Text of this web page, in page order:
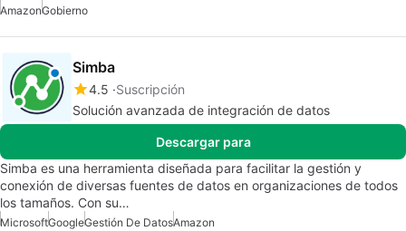
AmazonGobierno
Simba
4.5 Suscripción
Solución avanzada de integración de datos
Descargar para
Simba es una herramienta diseñada para facilitar la gestión y
conexión de diversas fuentes de datos en organizaciones de todos
los tamaños. Con su…
MicrosoftGoogleGestión De DatosAmazon